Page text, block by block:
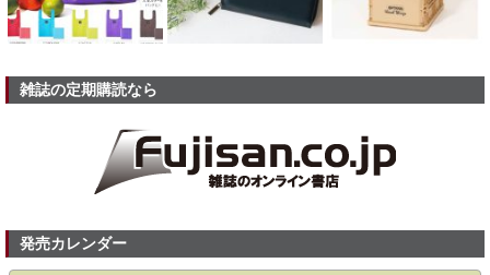
雑誌の定期購読なら
発売カレンダー